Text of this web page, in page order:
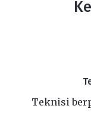
Teknisi